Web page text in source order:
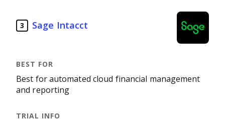
3 Sage Intacct
Best for automated cloud financial management
and reporting